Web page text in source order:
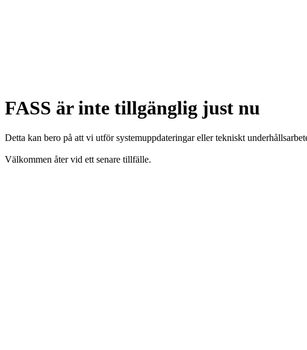
FASS är inte tillgänglig just nu
Detta kan bero på att vi utför systemuppdateringar eller tekniskt
Välkommen åter vid ett senare tillfälle.